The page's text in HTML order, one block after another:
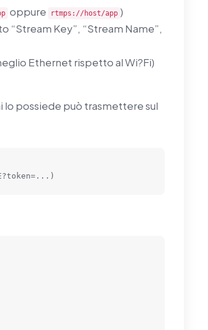
oppure rtmps://host/app )
“Stream Key”, “Stream Name”,
Ethernet rispetto al Wi?Fi)
lo possiede può trasmettere sul